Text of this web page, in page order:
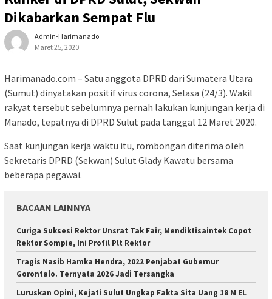
Dikabarkan Sempat Flu
Admin-Harimanado
Maret 25, 2020
Harimanado.com – Satu anggota DPRD dari Sumatera Utara
(Sumut) dinyatakan positif virus corona, Selasa (24/3). Wakil
rakyat tersebut sebelumnya pernah lakukan kunjungan kerja di
Manado, tepatnya di DPRD Sulut pada tanggal 12 Maret 2020.
Saat kunjungan kerja waktu itu, rombongan diterima oleh
Sekretaris DPRD (Sekwan) Sulut Glady Kawatu bersama
beberapa pegawai.
BACAAN LAINNYA
Curiga Suksesi Rektor Unsrat Tak Fair, Mendiktisaintek Copot
Rektor Sompie, Ini Profil Plt Rektor
Tragis Nasib Hamka Hendra, 2022 Penjabat Gubernur
Gorontalo. Ternyata 2026 Jadi Tersangka
Luruskan Opini, Kejati Sulut Ungkap Fakta Sita Uang 18 M EL